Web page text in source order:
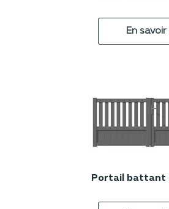
En savoir
Portail battant